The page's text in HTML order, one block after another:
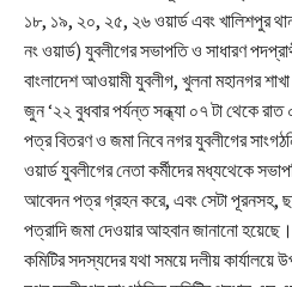
১৮, ১৯, ২০, ২৫, ২৬ ওয়ার্ড এবং খালিশপুর
নং ওয়ার্ড) যুবলীগের সভাপতি ও সাধারণ
বাংলাদেশ আওয়ামী যুবলীগ, খুলনা মহানগর
জুন ‘২২ বুধবার পর্যন্ত সন্ধ্যা ০৭ টা থেকে
পত্র বিতরণ ও জমা নিবে নগর যুবলীগের
ওয়ার্ড যুবলীগের নেতা কর্মীদের মধ্যথেকে
আবেদন পত্র গ্রহন করে, এবং সেটা পূরনসহ,
পত্রাদি জমা দেওয়ার আহবান জানানো
কমিটির সদস্যদের যথা সময়ে দলীয় কার্যালয়ে